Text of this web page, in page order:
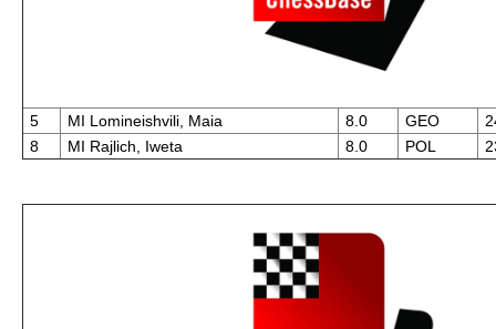
5 MI Lomineishvili, Maia 8.0 GEO
8
MI Rajlich, Iweta 8.0 POL